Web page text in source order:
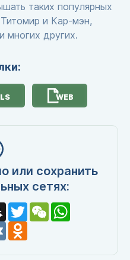
таких популярных
и Кар-мэн,
многих других.
WEB
или сохранить
сетях:
Snapchat
TwitterWeChatWhatsApp
VK Odnoklassniki